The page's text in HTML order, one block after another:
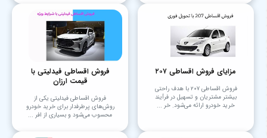
مزایای فروش اقساطی ۲۰۷
فروش اقساطی ۲۰۷ با هدف راحتی
بیشتر مشتریان و تسهیل در فرآیند
خرید خودرو ارائه می‌شود. خر ...
فروش اقساطی فیدلیتی با
قیمت ارزان
فروش اقساطی فیدلیتی یکی از
روش‌های پرطرفدار برای خرید خودرو
محسوب می‌شود و بسیاری از افر ...